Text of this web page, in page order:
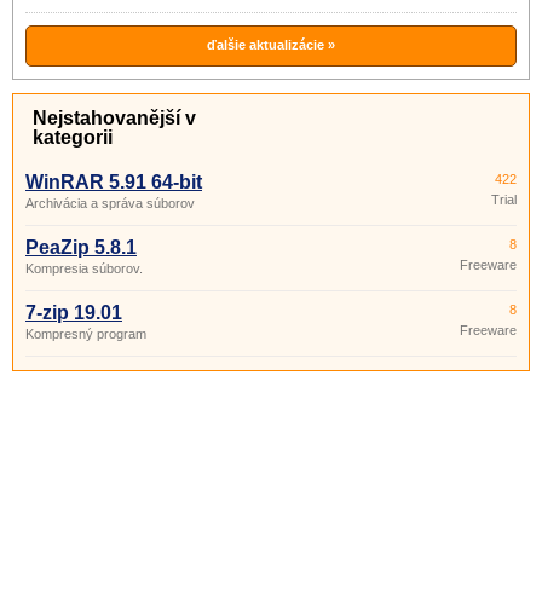
ďalšie aktualizácie »
Nejstahovanější v
kategorii
WinRAR 5.91 64-bit
Archivácia a správa súborov
422
Trial
PeaZip 5.8.1
Kompresia súborov.
8
Freeware
7-zip 19.01
Kompresný program
8
Freeware